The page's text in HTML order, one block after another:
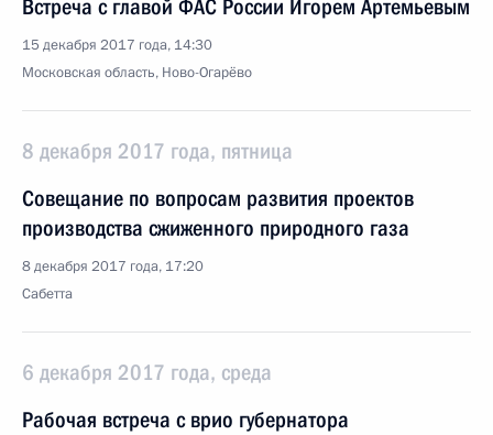
Встреча с главой ФАС России Игорем Артемьевым
15 декабря 2017 года, 14:30
Московская область, Ново-Огарёво
8 декабря 2017 года, пятница
Совещание по вопросам развития проектов
производства сжиженного природного газа
8 декабря 2017 года, 17:20
Сабетта
6 декабря 2017 года, среда
Рабочая встреча с врио губернатора